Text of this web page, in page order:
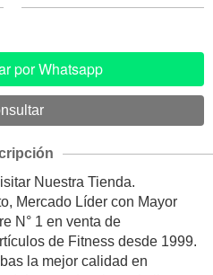
por Whatsapp
Nuestra Tienda.
Mercado Líder con Mayor
N° 1 en venta de
de Fitness desde 1999.
la mejor calidad en